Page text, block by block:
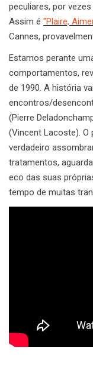
peculiares, por
Assim é "Plaire,
Cannes,
Estamos perante
comportamentos,
de 1990. A história
encontros/
(Pierre
(Vincent Lacoste). O
verdadeiro
tratamentos,
eco das suas
tempo de muitas